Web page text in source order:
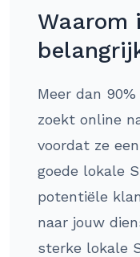
Waarom
Meer dan
zoekt online
voordat ze
goede lokale
potentiële
naar jouw
sterke lokale